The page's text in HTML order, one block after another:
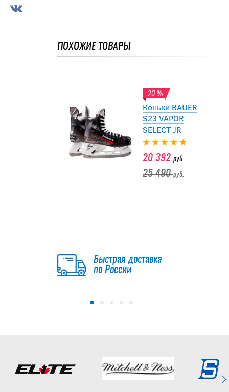
ПОХОЖИЕ ТОВАРЫ
-20 %
Коньки BAUER
S23 VAPOR
SELECT JR
20 392 руб.
25 490руб.
Быстрая доставка
по России